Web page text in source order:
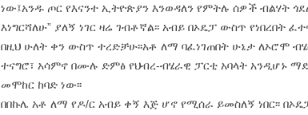
ነው፤አንዱ ጦር የእናንተ ኢትዮጵያን እንወዳለን የምትሉ ሰዎች ብልሃት
እነግርሻለሁ” ያለኝ ነገር ዛሬ ገብቶኛል፡፡ አብይ በኦዴፓ ውስጥ የነበረበት
በዚህ ሁለት ቀን ውስጥ ተረድቻሁ፡፡አቶ ለማ ባፈነገጠበት ሁኔታ ለኦሮሞ
ተናግሮ፣ አሳምኖ በሙሉ ድምፅ የህብረ-ብሄራዊ ፓርቲ አባላት አንዲሆኑ
መሞከር ከባድ ነው፡፡
በበኩሌ አቶ ለማ የዶ/ር አብይ ቀኝ እጅ ሆኖ የሚሰራ ይመስለኝ ነበር፡፡